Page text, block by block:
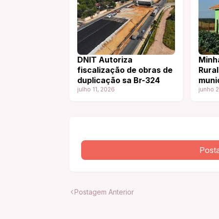
DNIT Autoriza
fiscalização de obras de
duplicação sa Br-324
julho 11, 2026 junho
Postagem Anterior